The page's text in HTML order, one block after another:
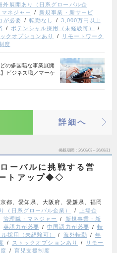
外展開あり（日系グローバル企
ネジャー
新規事業・新サービ
が必要 転勤なし
3,000万円以上
ポテンシャル採用（未経験可）
クオプションあり
リモートワーク
度
の多国籍な事業展開
ビジネス職／マーケ
詳細へ
掲載期間 26/08/03～26/08/31
ーバルに挑戦する営
トアップ◆◇
都、愛知県、大阪府、愛媛県、福岡
（日系グローバル企業）
上場企
管理職・マネジャー
新規事業・新
英語力が必要 中国語力が必要
転
採用（未経験可） 海外転勤
年
ストックオプションあり
リモー
育児支援制度